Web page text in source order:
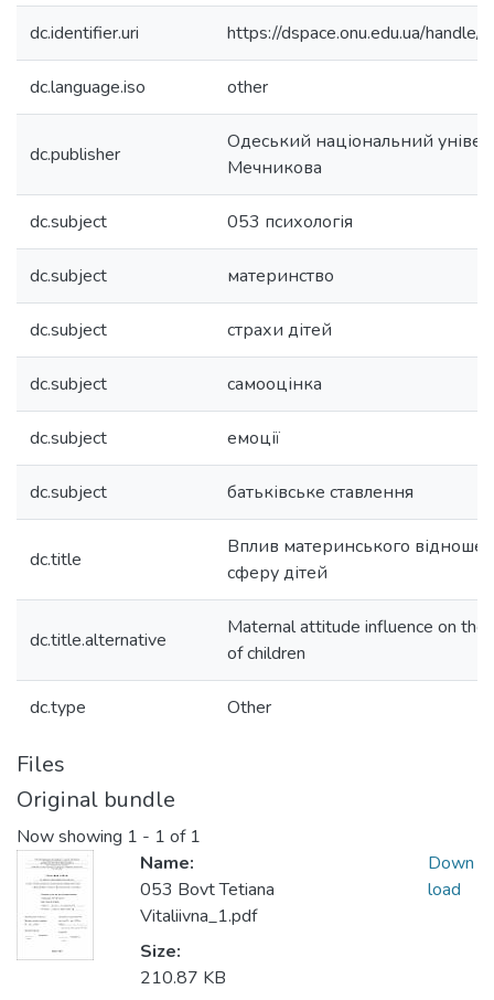
dc.identifier.uri https://dspace.onu.edu.ua/
dc.language.iso other
dc.publisher
Одеський національний
Мечникова
dc.subject 053 психологія
dc.subject материнство
dc.subject страхи дітей
dc.subject самооцінка
dc.subject емоції
dc.subject батьківське ставлення
dc.title
Вплив материнського
сферу дітей
dc.title.alternative
Maternal attitude influence on the
of children
dc.type Other
Files
Original bundle
Now showing 1 - 1 of 1
Name:
053 Bovt Tetiana
Vitaliivna_1.pdf
Size:
210.87 KB
Down
load